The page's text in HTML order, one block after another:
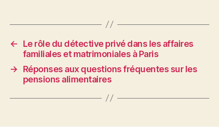
←
Le rôle du détective privé dans les affaires
familiales et matrimoniales à Paris
→
Réponses aux questions fréquentes sur les
pensions alimentaires